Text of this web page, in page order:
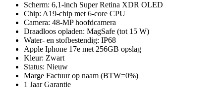
Scherm: 6,1-inch Super Retina XDR OLED
Chip: A19-chip met 6-core CPU
Camera: 48-MP hoofdcamera
Draadloos opladen: MagSafe (tot 15 W)
Water- en stofbestendig: IP68
Apple Iphone 17e met 256GB opslag
Kleur: Zwart
Status: Nieuw
Marge Factuur op naam (BTW=0%)
1 Jaar Garantie